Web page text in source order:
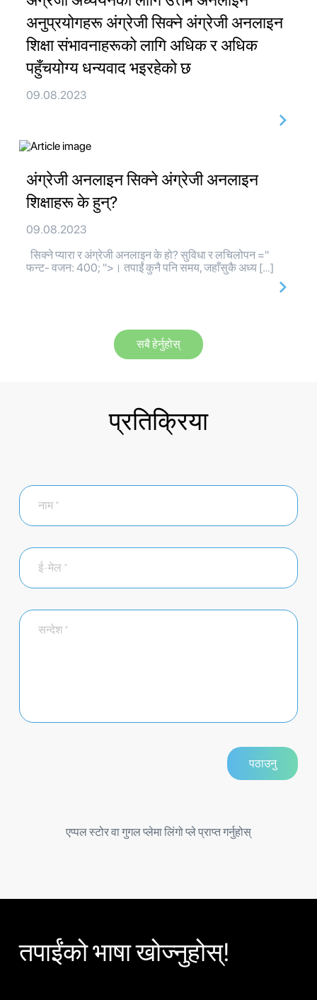
अनुप्रयोगहरू अंग्रेजी सिक्ने अंग्रेजी अनलाइन
शिक्षा संभावनाहरूको लागि अधिक र अधिक
पहुँचयोग्य धन्यवाद भइरहेको छ
09.08.2023
अंग्रेजी अनलाइन सिक्ने अंग्रेजी अनलाइन
शिक्षाहरू के हुन्?
09.08.2023
सिक्ने प्यारा र अंग्रेजी अनलाइन के हो? सुविधा र लचिलोपन ="
फन्ट- वजन: 400; ">। तपाईं कुनै पनि समय, जहाँसुकै अध्य […]
सबै हेर्नुहोस्
प्रतिक्रिया
एप्पल स्टोर वा गुगल प्लेमा लिंगो प्ले प्राप्त गर्नुहोस्
तपाईंको भाषा खोज्नुहोस्!